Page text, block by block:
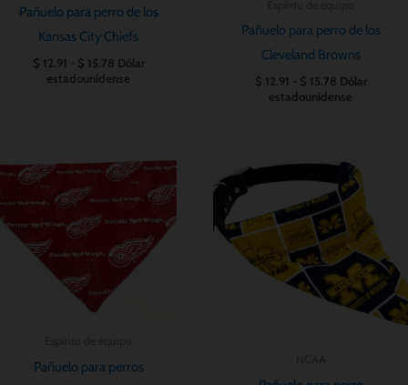
Pañuelo para perro de los
Kansas City Chiefs
$ 12.91 $ 15.78 Dólar
estadounidense
Pañuelo para perro de los
Cleveland Browns
$ 12.91 $ 15.78 Dólar
estadounidense
Pañuelo para perros
de
precios:
desde
$ 12.91
$ 15.78
de
precios:
desde
$ 12.91
hasta
$ 15.78